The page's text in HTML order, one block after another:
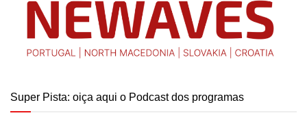
Super Pista: oiça aqui o Podcast dos programas